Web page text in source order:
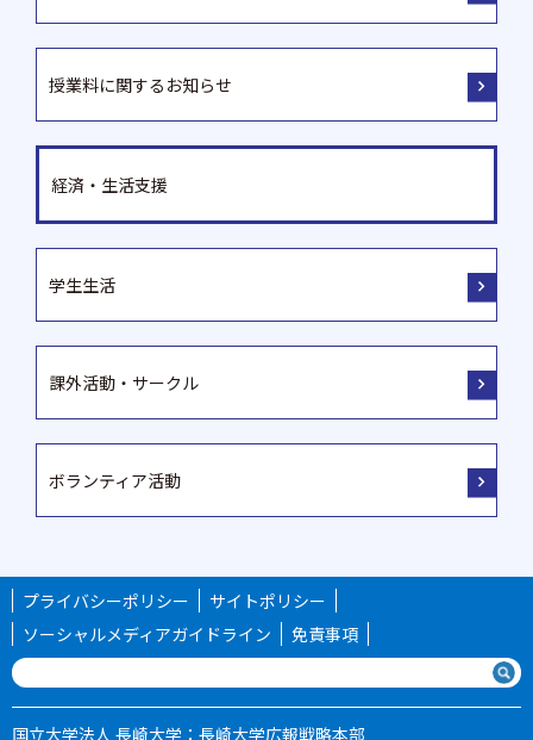
授業料に関するお知らせ
経済・生活支援
学生生活
課外活動・サークル
ボランティア活動
プライバシーポリシー
サイトポリシー
ソーシャルメディアガイドライン
免責事項
国立大学法人 長崎大学：長崎大学広報戦略本部